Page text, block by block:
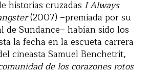
historias cruzadas I Always
(2007) –premiada por su
de Sundance– habían sido los
la fecha en la escueta carrera
cineasta Samuel Benchetrit,
de los corazones rotos